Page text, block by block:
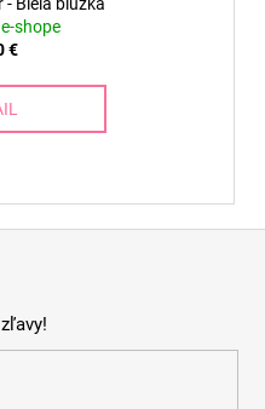
shope
€